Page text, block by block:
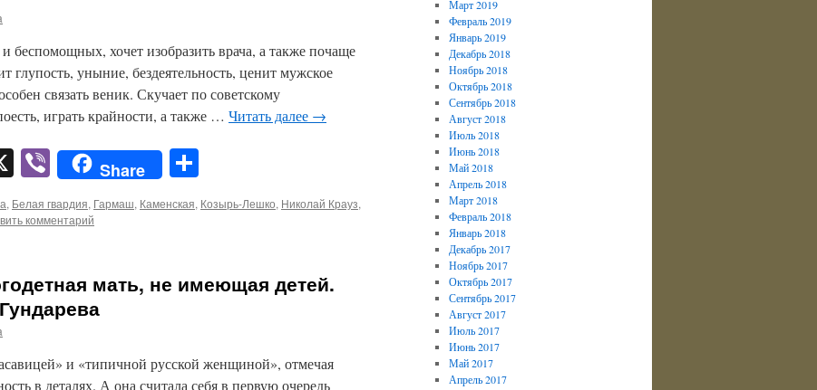
беспомощных, хочет изобразить врача, а также почаще
глупость, уныние, бездеятельность, ценит мужское
связать веник. Скучает по советскому
играть крайности, а также … Читать далее →
X ViberShare
, Белая гвардия, Гармаш, Каменская, Козырь-Лешко, Николай Крауз,
комментарий
мать, не имеющая детей.
и «типичной русской женщиной», отмечая
в деталях. А она считала себя в первую очередь
Март 2019
Февраль 2019
Январь 2019
Декабрь 2018
Ноябрь 2018
Октябрь 2018
Сентябрь 2018
Август 2018
Июль 2018
Июнь 2018
Май 2018
Апрель 2018
Март 2018
Февраль 2018
Январь 2018
Декабрь 2017
Ноябрь 2017
Октябрь 2017
Сентябрь 2017
Август 2017
Июль 2017
Июнь 2017
Май 2017
Апрель 2017